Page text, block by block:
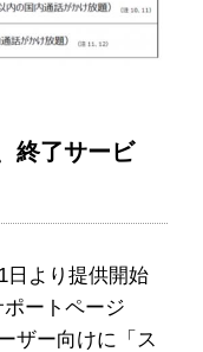
終了サービ
日より提供開始
ートページ
ザー向けに「ス